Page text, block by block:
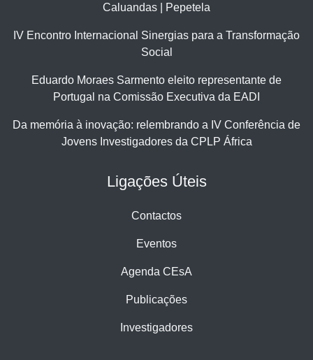
Caluandas | Pepetela
IV Encontro Internacional Sinergias para a Transformação
Social
Eduardo Moraes Sarmento eleito representante de
Portugal na Comissão Executiva da EADI
Da memória à inovação: relembrando a IV Conferência de
Jovens Investigadores da CPLP África
Ligações Úteis
Contactos
Eventos
Agenda CEsA
Publicações
Investigadores